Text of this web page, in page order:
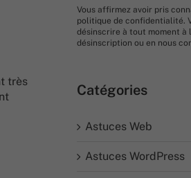
très
Vous affirmez avoir pris
politique de confidentialité.
désinscrire à tout moment à
désinscription ou en nous
Catégories
Astuces Web
Astuces WordPress